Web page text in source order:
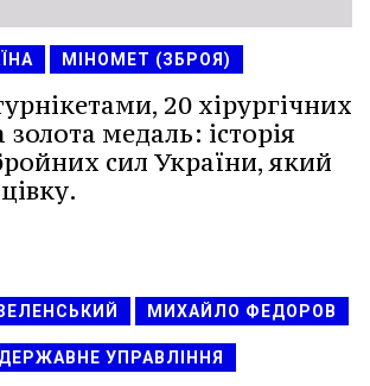
МІНОМЕТ (ЗБРОЯ)
20 хірургічних
золота медаль: історія
сил України, який
МИХАЙЛО ФЕДОРОВ
УПРАВЛІННЯ